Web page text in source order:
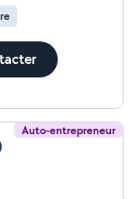
Auto-entrepreneur